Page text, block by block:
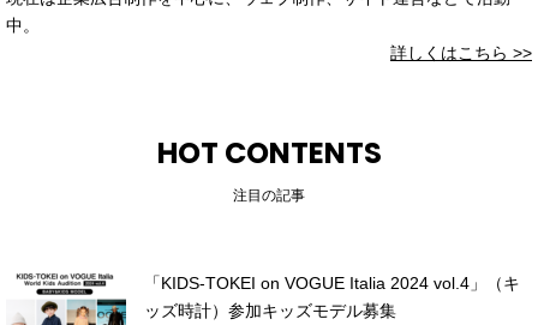
中。
詳しくはこちら >>
HOT CONTENTS
注目の記事
「KIDS-TOKEI on VOGUE Italia 2024 vol.4」（キ
ッズ時計）参加キッズモデル募集